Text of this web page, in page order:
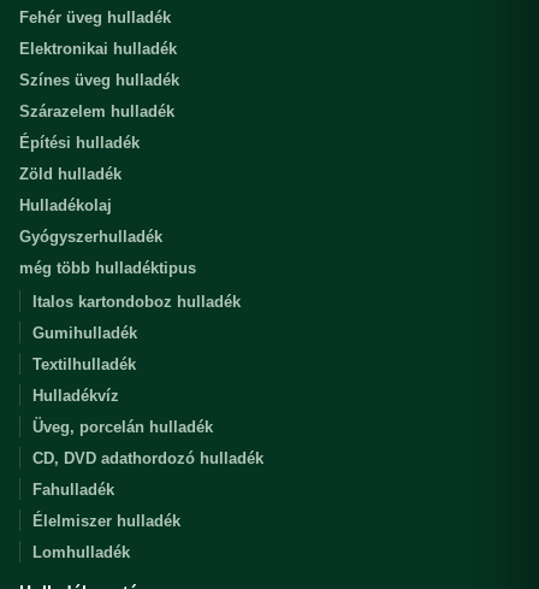
Fehér üveg hulladék
Elektronikai hulladék
Színes üveg hulladék
Szárazelem hulladék
Építési hulladék
Zöld hulladék
Hulladékolaj
Gyógyszerhulladék
még több hulladéktipus
Italos kartondoboz hulladék
Gumihulladék
Textilhulladék
Hulladékvíz
Üveg, porcelán hulladék
CD, DVD adathordozó hulladék
Fahulladék
Élelmiszer hulladék
Lomhulladék